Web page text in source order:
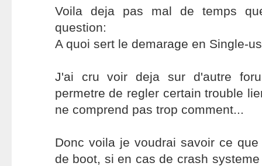
Voila deja pas mal de temps
question:
A quoi sert le demarage en Single-
J'ai cru voir deja sur d'autre
permetre de regler certain trouble
ne comprend pas trop comment...
Donc voila je voudrai savoir ce
de boot, si en cas de crash